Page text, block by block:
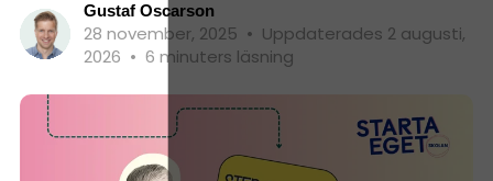
Gustaf Oscarson
28 november, 2025 • Uppdaterades 2 augusti,
2026 • 6 minuters läsning